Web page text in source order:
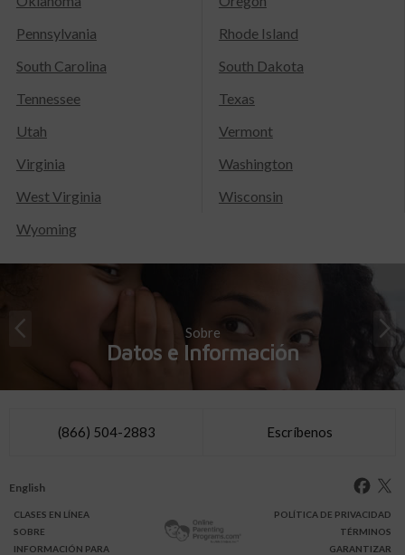
Pennsylvania
Rhode Island
South Carolina
South Dakota
Tennessee
Texas
Utah
Vermont
Virginia
Washington
West Virginia
Wisconsin
Wyoming
Sobre
Datos e Información
(866) 504-2883 Escríbenos
English
CLASES EN LÍNEA
SOBRE
INFORMACIÓN PARA
POLÍTICA DE PRIVACIDAD
TÉRMINOS
GARANTIZAR